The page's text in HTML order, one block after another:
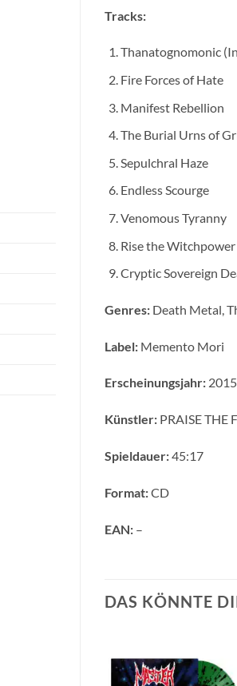
Tracks:
Thanatognomonic
Fire Forces of Hate
Manifest Rebellion
The Burial Urns of
Sepulchral Haze
Endless Scourge
Venomous Tyranny
Rise the Witchpower
Cryptic Sovereign
Genres:Death Metal,
Label:Memento Mori
Erscheinungsjahr:2015
Künstler:PRAISE THE
Spieldauer:45:17
Format:CD
EAN:–
DAS KÖNNTE